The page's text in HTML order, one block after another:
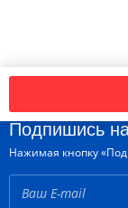
Подпишись
Нажимая кнопку